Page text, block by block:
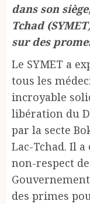
dans son
Tchad
sur des
Le SYMET a
tous les
incroyable
libération du
par la secte
Lac-Tchad. Il
non-respect
des primes